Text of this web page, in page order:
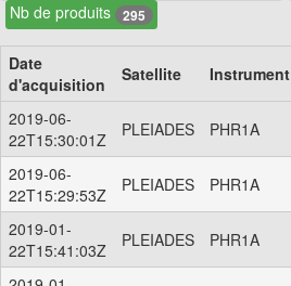
Nb de produits 295
Date
d'acquisition
Satellite Instrument
2019-06-
22T15:30:01Z
PLEIADES PHR1A
2019-06-
22T15:29:53Z
PLEIADES PHR1A
2019-01-
22T15:41:03Z
PLEIADES PHR1A